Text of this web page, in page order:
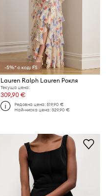
-5%* с код: FS
Lauren Ralph Lauren Рокля
Текуща цена:
309,90 €
Редовна цена:519,90 €
Най-ниска цена:329,90 €